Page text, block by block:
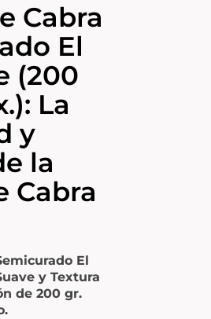
Cabra
El
(200
La
y
la
Cabra
El
y Textura
de 200 gr.